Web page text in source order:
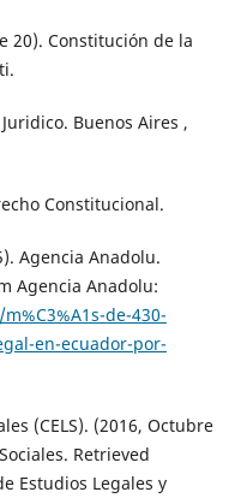
20). Constitución de la
Buenos Aires ,
Constitucional.
Agencia Anadolu.
Agencia Anadolu:
de-430-
en-ecuador-por-
(CELS). (2016, Octubre
Retrieved
Estudios Legales y